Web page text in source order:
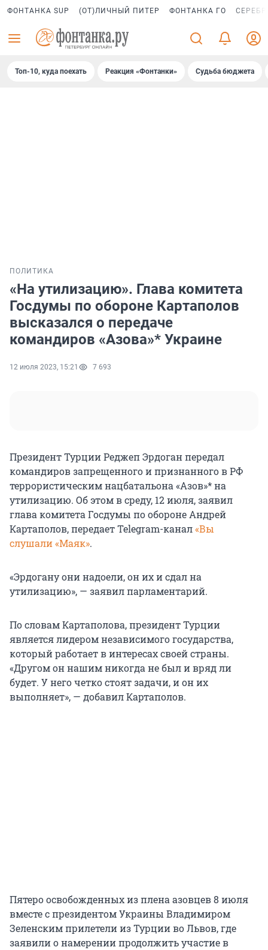
ФОНТАНКА SUP (ОТ)ЛИЧНЫЙ ПИТЕР ФОНТАНКА ГО
Топ-10, куда поехать Реакция «Фонтанки» Судьба бюджета
ПОЛИТИКА
«На утилизацию». Глава комитета
Госдумы по обороне Картаполов
высказался о передаче
командиров «Азова»* Украине
12 июля 2023, 15:21 7 693
Президент Турции Реджеп Эрдоган передал
командиров запрещенного и признанного в РФ
террористическим нацбатальона «Азов»* на
утилизацию. Об этом в среду, 12 июля, заявил
глава комитета Госдумы по обороне Андрей
Картаполов, передает Telegram-канал«Вы
слушали «Маяк».
«Эрдогану они надоели, он их и сдал на
утилизацию», — заявил парламентарий.
По словам Картаполова, президент Турции
является лидером независимого государства,
который работает в интересах своей страны.
«Другом он нашим никогда не был и вряд ли
будет. У него четко стоят задачи, и он их
выполняет», — добавил Картаполов.
Пятеро освобожденных из плена азовцев 8 июля
вместе с президентом Украины Владимиром
Зеленским прилетели из Турции во Львов, где
заявили о намерении продолжить участие в